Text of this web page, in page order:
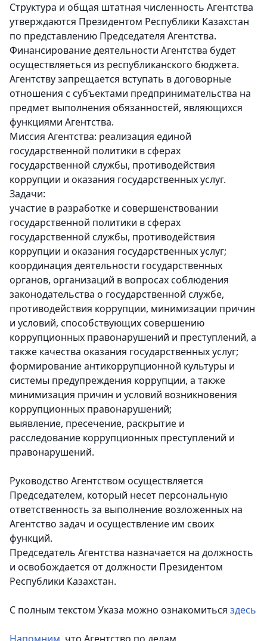
Структура и общая штатная численность Агентства
утверждаются Президентом Республики Казахстан
по представлению Председателя Агентства.
Финансирование деятельности Агентства будет
осуществляеться из республиканского бюджета.
Агентству запрещается вступать в договорные
отношения с субъектами предпринимательства на
предмет выполнения обязанностей, являющихся
функциями Агентства.
Миссия Агентства: реализация единой
государственной политики в сферах
государственной службы, противодействия
коррупции и оказания государственных услуг.
Задачи:
участие в разработке и совершенствовании
государственной политики в сферах
государственной службы, противодействия
коррупции и оказания государственных услуг;
координация деятельности государственных
органов, организаций в вопросах соблюдения
законодательства о государственной службе,
противодействия коррупции, минимизации причин
и условий, способствующих совершению
коррупционных правонарушений и преступлений, а
также качества оказания государственных услуг;
формирование антикоррупционной культуры и
системы предупреждения коррупции, а также
минимизация причин и условий возникновения
коррупционных правонарушений;
выявление, пресечение, раскрытие и
расследование коррупционных преступлений и
правонарушений.
Руководство Агентством осуществляется
Председателем, который несет персональную
ответственность за выполнение возложенных на
Агентство задач и осуществление им своих
функций.
Председатель Агентства назначается на должность
и освобождается от должности Президентом
Республики Казахстан.
С полным текстом Указа можно ознакомиться здесь